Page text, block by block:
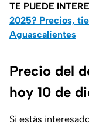
TE PUEDE
2025? Precios,
Aguascalientes
Precio del
hoy 10 de
Si estás